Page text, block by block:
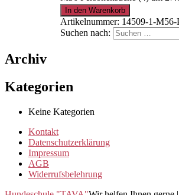
.
Clubmitglied werden ?
In den Warenkorb
Artikelnummer: 14509-1-
Suchen nach:
Archiv
Kategorien
Keine Kategorien
Kontakt
Datenschutzerklärung
Impressum
AGB
Widerrufsbelehrung